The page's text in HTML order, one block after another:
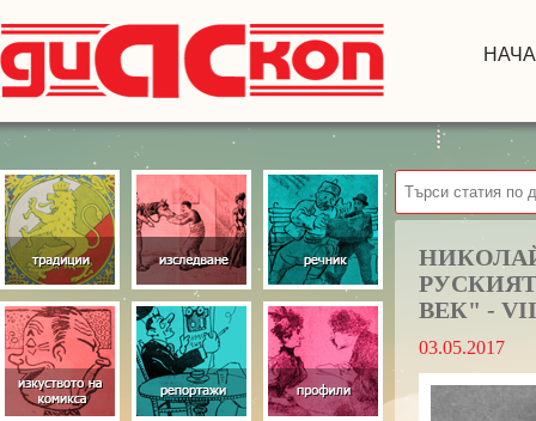
ВЕК" -
03.05.2017